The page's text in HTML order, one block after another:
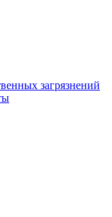
загрязнений